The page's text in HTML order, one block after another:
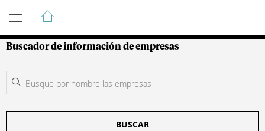
Guía de Empresas Colombianas
Buscador de información de empresas
BUSCAR